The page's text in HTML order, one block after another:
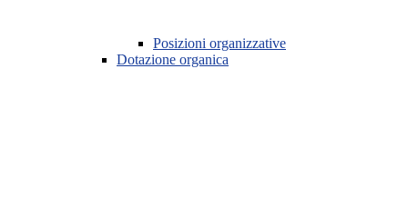
Posizioni organizzative
Dotazione organica